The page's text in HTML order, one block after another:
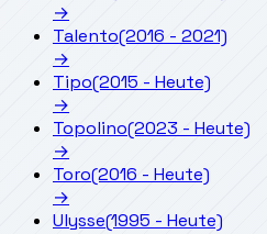
→
Talento(2016 - 2021)
→
Tipo(2015 - Heute)
→
Topolino(2023 - Heute)
→
Toro(2016 - Heute)
→
Ulysse(1995 - Heute)